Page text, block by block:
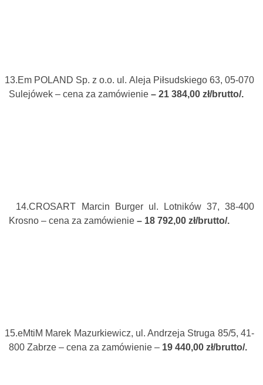
Em POLAND Sp. z o.o. ul. Aleja Piłsudskiego 63, 05-070
Sulejówek – cena za zamówienie – 21 384,00 zł/brutto/.
CROSART Marcin Burger ul. Lotników 37, 38-400
Krosno – cena za zamówienie – 18 792,00 zł/brutto/.
eMtiM Marek Mazurkiewicz, ul. Andrzeja Struga 85/5, 41-
800 Zabrze – cena za zamówienie – 19 440,00 zł/brutto/.